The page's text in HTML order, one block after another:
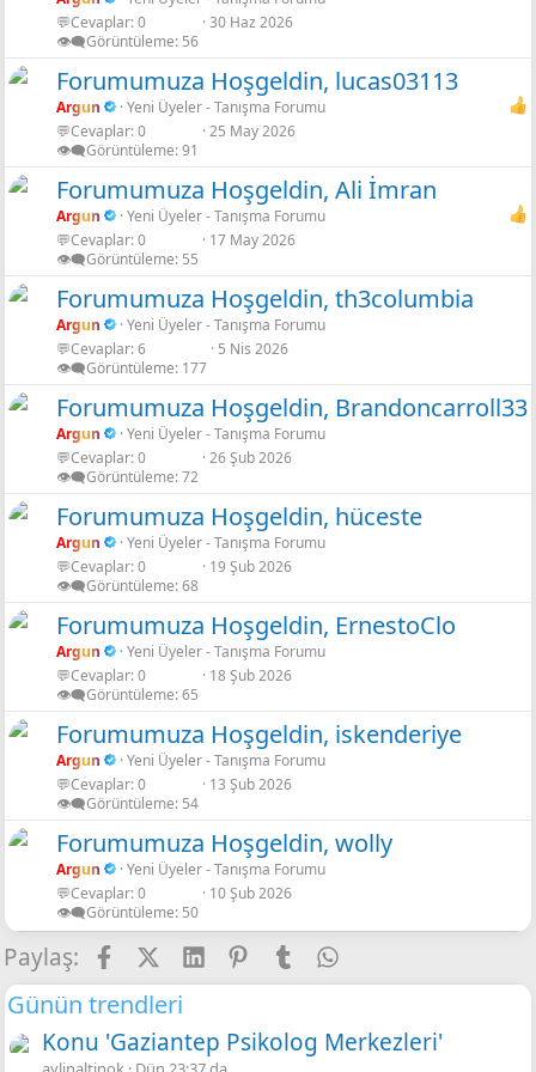
💬Cevaplar 0
👁️‍🗨️Görüntüleme 56
30 Haz 2026
Forumumuza Hoşgeldin, lucas03113
Argun
Yeni Üyeler - Tanışma Forumu
💬Cevaplar 0
👁️‍🗨️Görüntüleme 91
25 May 2026
Forumumuza Hoşgeldin, Ali İmran
Argun
Yeni Üyeler - Tanışma Forumu
💬Cevaplar 0
👁️‍🗨️Görüntüleme 55
17 May 2026
Forumumuza Hoşgeldin, th3columbia
Argun
Yeni Üyeler - Tanışma Forumu
💬Cevaplar 6
👁️‍🗨️Görüntüleme 177
5 Nis 2026
Forumumuza Hoşgeldin, Brandoncarroll33
Argun
Yeni Üyeler - Tanışma Forumu
💬Cevaplar 0
👁️‍🗨️Görüntüleme 72
26 Şub 2026
Forumumuza Hoşgeldin, hüceste
Argun
Yeni Üyeler - Tanışma Forumu
💬Cevaplar 0
👁️‍🗨️Görüntüleme 68
19 Şub 2026
Forumumuza Hoşgeldin, ErnestoClo
Argun
Yeni Üyeler - Tanışma Forumu
💬Cevaplar 0
👁️‍🗨️Görüntüleme 65
18 Şub 2026
Forumumuza Hoşgeldin, iskenderiye
Argun
Yeni Üyeler - Tanışma Forumu
💬Cevaplar 0
👁️‍🗨️Görüntüleme 54
13 Şub 2026
Forumumuza Hoşgeldin, wolly
Argun
Yeni Üyeler - Tanışma Forumu
💬Cevaplar 0
👁️‍🗨️Görüntüleme 50
10 Şub 2026
Paylaş: FacebookLinkedInPinterest
Tumblr
Günün trendleri
Konu 'Gaziantep Psikolog Merkezleri'